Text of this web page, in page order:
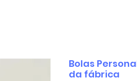
Bolas
da fábrica